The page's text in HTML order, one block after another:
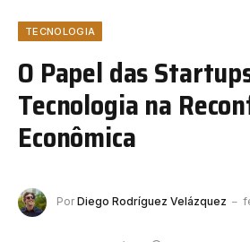
TECNOLOGIA
O Papel das
Tecnologia na
Econômica
Por Diego Rodríguez Velázquez